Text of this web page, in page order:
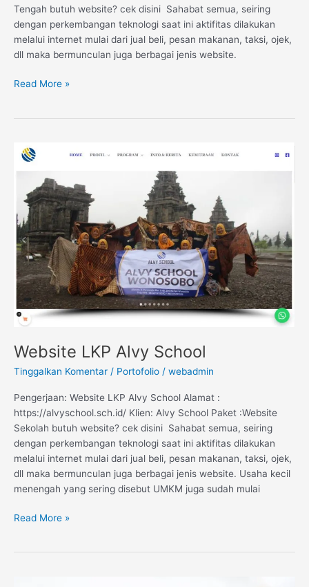
Tengah butuh website? cek disini Sahabat semua, seiring
dengan perkembangan teknologi saat ini aktifitas dilakukan
melalui internet mulai dari jual beli, pesan makanan, taksi, ojek,
dll maka bermunculan juga berbagai jenis website.
Read More »
Website LKP Alvy School
Tinggalkan Komentar / Portofolio / webadmin
Pengerjaan: Website LKP Alvy School Alamat :
https://alvyschool.sch.id/ Klien: Alvy School Paket :Website
Sekolah butuh website? cek disini Sahabat semua, seiring
dengan perkembangan teknologi saat ini aktifitas dilakukan
melalui internet mulai dari jual beli, pesan makanan, taksi, ojek,
dll maka bermunculan juga berbagai jenis website. Usaha kecil
menengah yang sering disebut UMKM juga sudah mulai
Website
LKP
School
Read More »